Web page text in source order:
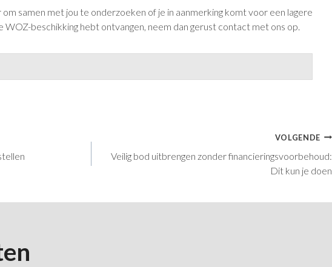
om samen met jou te onderzoeken of je in aanmerking komt voor een lagere
WOZ-beschikking hebt ontvangen, neem dan gerust contact met ons op.
VOLGENDE
Veilig bod uitbrengen zonder financieringsvoorbehoud:
Dit kun je doen